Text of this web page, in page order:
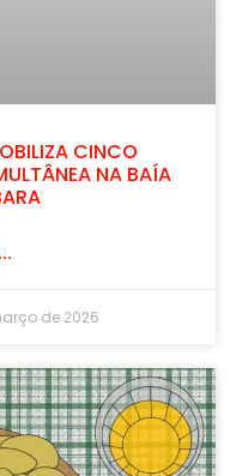
CINCO
NA BAÍA
de 2026